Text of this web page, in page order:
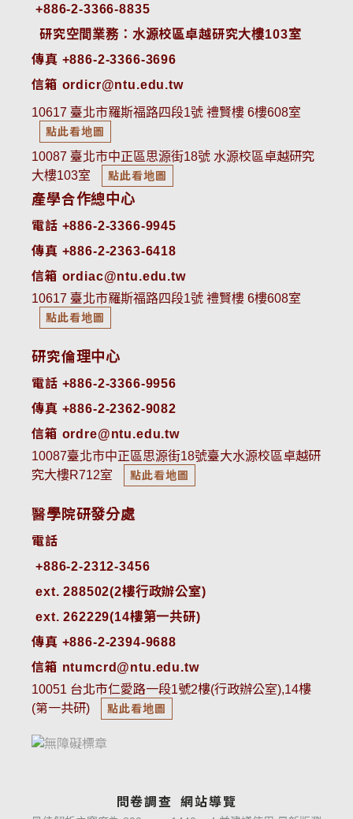
+886-2-3366-8835
研究空間業務：水源校區卓越研究大樓103室
傳真 +886-2-3366-3696
信箱 ordicr@ntu.edu.tw
10617 臺北市羅斯福路四段1號 禮賢樓 6樓608室
點此看地圖
10087 臺北市中正區思源街18號 水源校區卓越研究
大樓103室
點此看地圖
產學合作總中心
電話 +886-2-3366-9945
傳真 +886-2-2363-6418
信箱 ordiac@ntu.edu.tw
10617 臺北市羅斯福路四段1號 禮賢樓 6樓608室
點此看地圖
研究倫理中心
電話 +886-2-3366-9956
傳真 +886-2-2362-9082
信箱 ordre@ntu.edu.tw
10087臺北市中正區思源街18號臺大水源校區卓越研
究大樓R712室
點此看地圖
醫學院研發分處
電話
ext. 288502(2樓行政辦公室)
ext. 262229(14樓第一共研)
傳真 +886-2-2394-9688
信箱 ntumcrd@ntu.edu.tw
10051 台北市仁愛路一段1號2樓(行政辦公室),14樓
(第一共研)
點此看地圖
問卷調查 網站導覽